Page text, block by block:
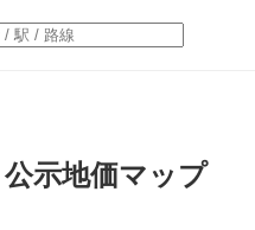
示地価マップ